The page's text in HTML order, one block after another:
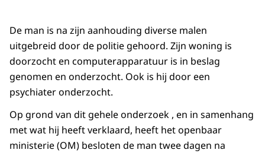
De man is na zijn aanhouding diverse malen
uitgebreid door de politie gehoord. Zijn woning is
doorzocht en computerapparatuur is in beslag
genomen en onderzocht. Ook is hij door een
psychiater onderzocht.
Op grond van dit gehele onderzoek , en in samenhang
met wat hij heeft verklaard, heeft het openbaar
ministerie (OM) besloten de man twee dagen na